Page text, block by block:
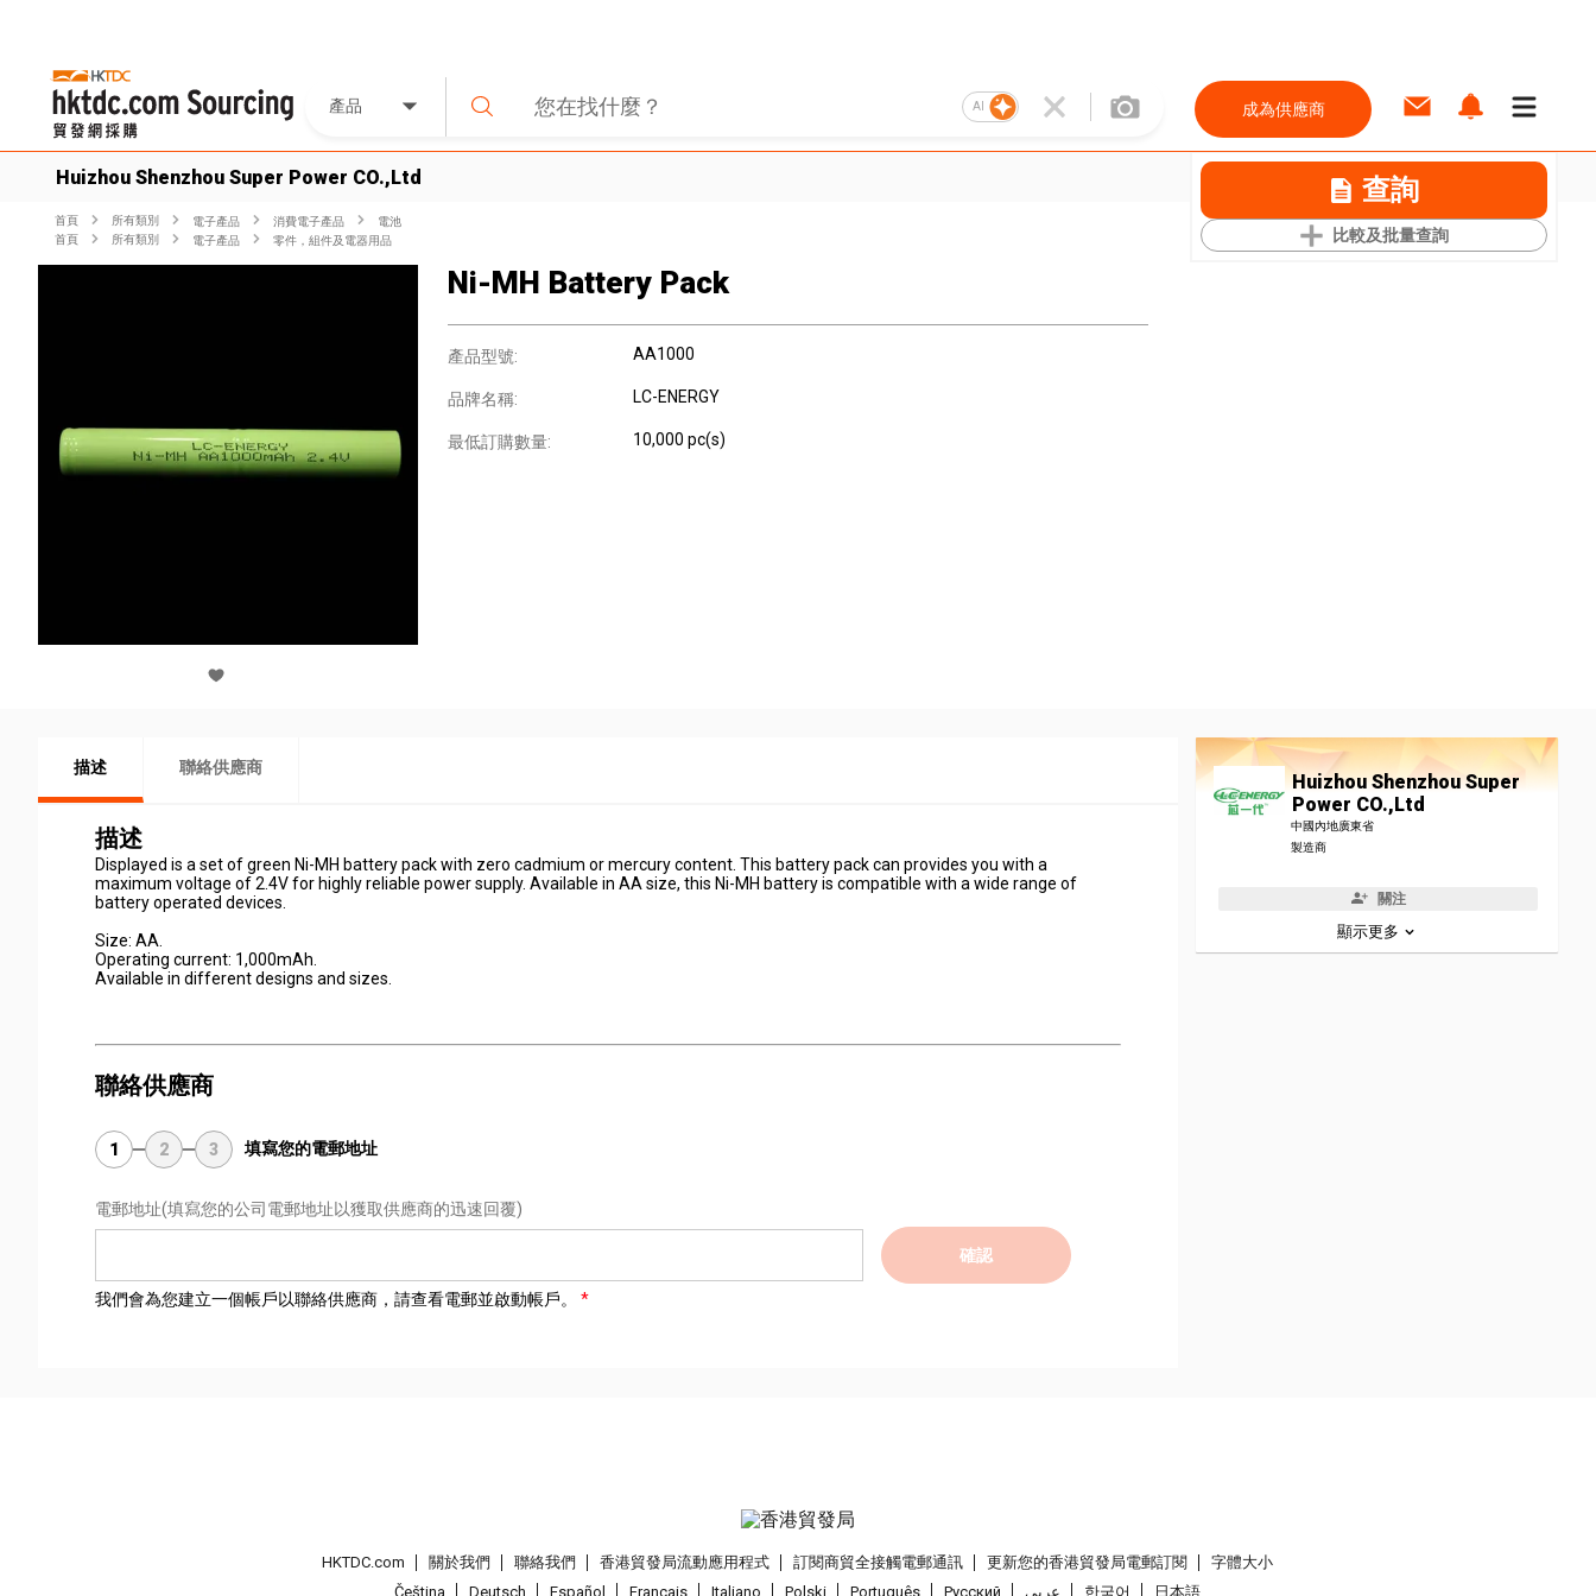
產品 AI 成為供應商
Huizhou Shenzhou Super Power CO.,Ltd 查詢
比較及批量查詢
首頁 所有類別 電子產品 消費電子產品
電池
首頁
所有類別 電子產品 零件，組件及電器用品
Ni-MH Battery Pack
產品型號: AA1000
品牌名稱: LC-ENERGY
最低訂購數量: 10,000 pc(s)
描述 聯絡供應商
描述
Displayed is a set of green Ni-MH battery pack with zero cadmium or mercury content. This battery pack can provides you with a
maximum voltage of 2.4V for highly reliable power supply. Available in AA size, this Ni-MH battery is compatible with a wide range of
battery operated devices.
Size: AA.
Operating current: 1,000mAh.
Available in different designs and sizes.
聯絡供應商
1 2 3 填寫您的電郵地址
電郵地址(填寫您的公司電郵地址以獲取供應商的迅速回覆)
確認
我們會為您建立一個帳戶以聯絡供應商，請查看電郵並啟動帳戶。
Huizhou Shenzhou Super
Power CO.,Ltd
中國內地廣東省
製造商
關注
顯示更多
HKTDC.com 關於我們 聯絡我們 香港貿發局流動應用程式 訂閱商貿全接觸電郵通訊 更新您的香港貿發局電郵訂閱
字體大小
Čeština
Deutsch Español Français Italiano Polski Português Pусский عربى 한국어 日本語